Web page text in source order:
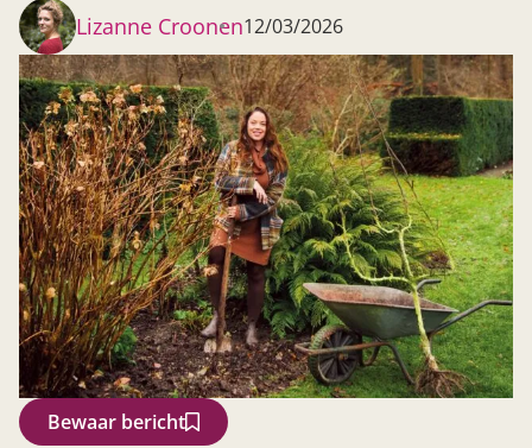
Lizanne Croonen12/03/2026
Bewaar bericht